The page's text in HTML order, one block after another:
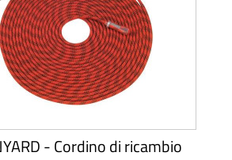
- Cordino di ricambio